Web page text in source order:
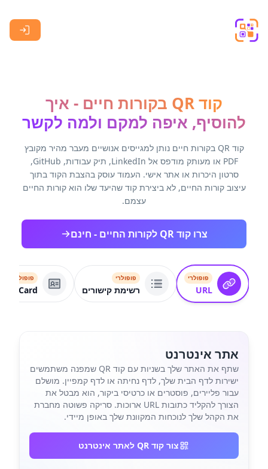
קוד QR בקורות חיים - איך
להוסיף, איפה למקם ולמה לקשר
קוד QR בקורות חיים נותן למגייסים אנושיים מעבר מהיר מקובץ
PDF או מעותק מודפס אל LinkedIn, תיק עבודות, GitHub,
סרטון היכרות או אתר אישי. העמוד עוסק בהצבת הקוד בתוך
עיצוב קורות החיים, לא ביצירת קוד שהיעד שלו הוא קורות החיים
עצמם.
צרו קוד QR לקורות החיים - חינם
פופולרי
URL
פופולרי
רשימת קישורים
פופולרי
VCard
אתר אינטרנט
שתף את האתר שלך בשניות עם קוד QR שמפנה משתמשים
ישירות לדף הבית שלך, לדף נחיתה או לדף קמפיין. מושלם
עבור פליירים, פוסטרים או כרטיסי ביקור, הוא מבטל את
הצורך להקליד כתובות URL ארוכות. סריקה פשוטה מחברת
את הקהל שלך לנוכחות המקוונת שלך באופן מיידי.
צור קוד QR לאתר אינטרנט